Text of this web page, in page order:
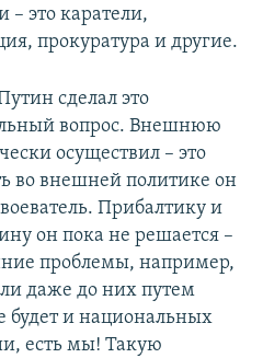
– это каратели,
прокуратура и другие.
сделал это
вопрос. Внешнюю
осуществил – это
во внешней политике он
Прибалтику и
он пока не решается –
проблемы, например,
даже до них путем
будет и национальных
есть мы! Такую